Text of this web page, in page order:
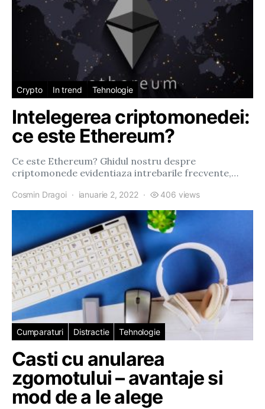
Crypto In trend Tehnologie
Intelegerea criptomonedei:
ce este Ethereum?
Ce este Ethereum? Ghidul nostru despre
criptomonede evidentiaza intrebarile frecvente,…
Cosmin Dragoi ianuarie 2, 2022 406 views
Cumparaturi Distractie Tehnologie
Casti cu anularea
zgomotului – avantaje si
mod de a le alege